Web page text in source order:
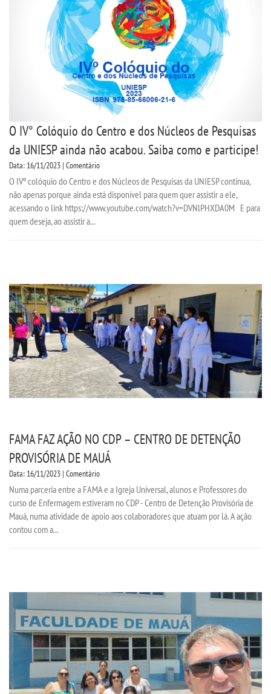
O IV° Colóquio do Centro e dos Núcleos de Pesquisas
da UNIESP ainda não acabou. Saiba como e participe!
Data: 16/11/2023 | Comentário
O IVº colóquio do Centro e dos Núcleos de Pesquisas da UNIESP continua,
não apenas porque ainda está disponível para quem quer assistir a ele,
acessando o link https://www.youtube.com/watch?v=DVNlPHXDA0M E para
quem deseja, ao assistir a...
FAMA FAZ AÇÃO NO CDP – CENTRO DE DETENÇÃO
PROVISÓRIA DE MAUÁ
Data: 16/11/2023 | Comentário
Numa parceria entre a FAMA e a Igreja Universal, alunos e Professores do
curso de Enfermagem estiveram no CDP - Centro de Detenção Provisória de
Mauá, numa atividade de apoio aos colaboradores que atuam por lá. A ação
contou com a...